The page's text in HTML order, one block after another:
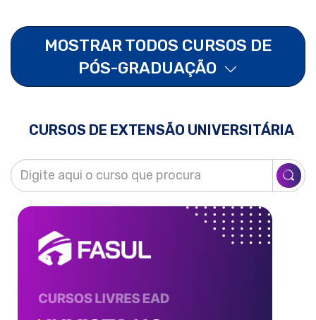
MOSTRAR TODOS CURSOS DE
PÓS-GRADUAÇÃO
CURSOS DE EXTENSÃO UNIVERSITÁRIA